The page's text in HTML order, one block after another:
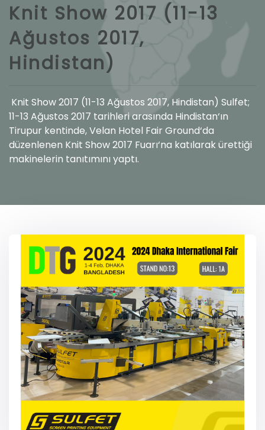
Dryers
Other
Knit Show 2017 (11-13
Ağustos 2017,
Hindistan)
Knit Show 2017 (11-13 Ağustos 2017, Hindistan) Sulfet;
11-13 Ağustos 2017 tarihleri arasında Hindistan‘ın
Tirupur kentinde, Velan Hotel Fair Ground‘da
düzenlenen Knit Show 2017 Fuarı‘na katılarak ürettiği
makinelerin tanıtımını yaptı.